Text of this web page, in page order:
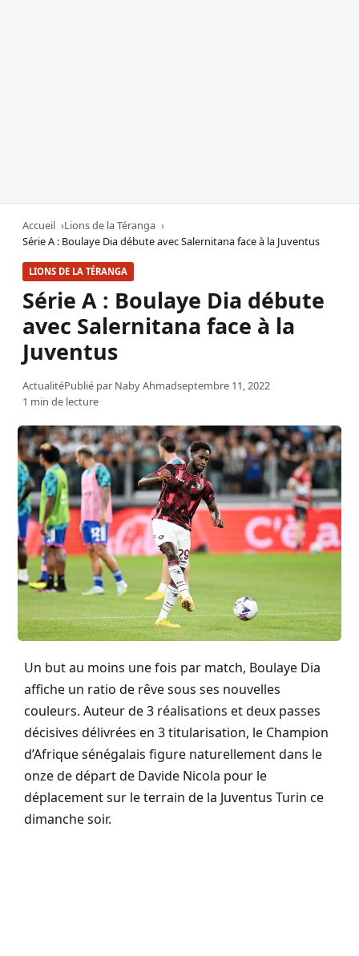
Accueil
Lions de la Téranga
Série A : Boulaye Dia débute avec Salernitana face à la Juventus
LIONS DE LA TÉRANGA
Série A : Boulaye Dia débute
avec Salernitana face à la
Juventus
ActualitéPublié par Naby Ahmadseptembre 11, 2022
1 min de lecture
Un but au moins une fois par match, Boulaye Dia
affiche un ratio de rêve sous ses nouvelles
couleurs. Auteur de 3 réalisations et deux passes
décisives délivrées en 3 titularisation, le Champion
d’Afrique sénégalais figure naturellement dans le
onze de départ de Davide Nicola pour le
déplacement sur le terrain de la Juventus Turin ce
dimanche soir.